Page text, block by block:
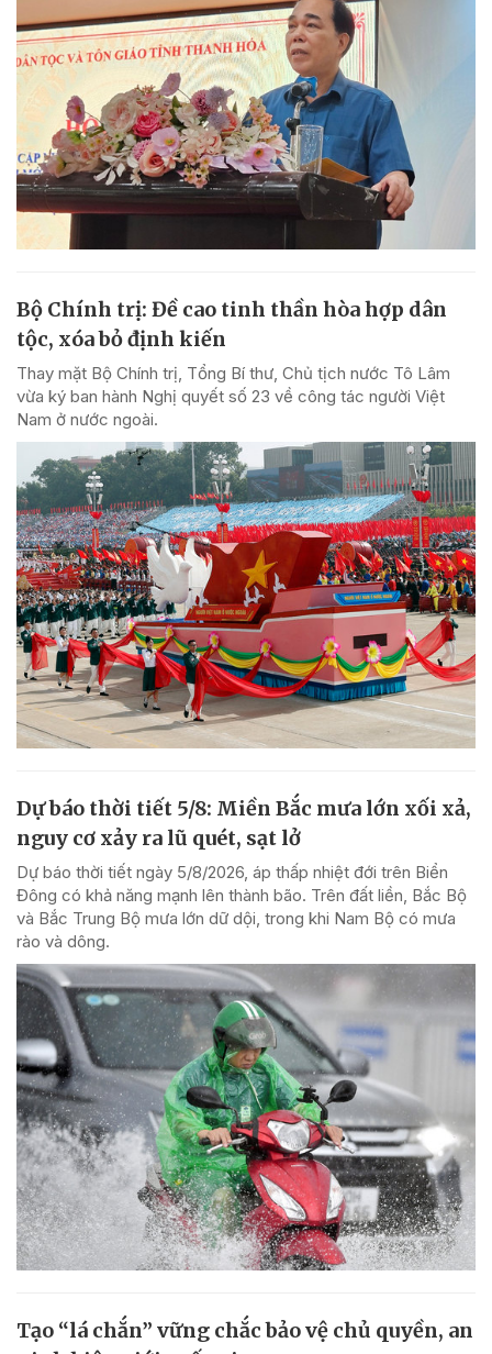
Bộ Chính trị: Đề cao tinh thần hòa hợp dân
tộc, xóa bỏ định kiến
Thay mặt Bộ Chính trị, Tổng Bí thư, Chủ tịch nước Tô Lâm
vừa ký ban hành Nghị quyết số 23 về công tác người Việt
Nam ở nước ngoài.
Dự báo thời tiết 5/8: Miền Bắc mưa lớn xối xả,
nguy cơ xảy ra lũ quét, sạt lở
Dự báo thời tiết ngày 5/8/2026, áp thấp nhiệt đới trên Biển
Đông có khả năng mạnh lên thành bão. Trên đất liền, Bắc Bộ
và Bắc Trung Bộ mưa lớn dữ dội, trong khi Nam Bộ có mưa
rào và dông.
Tạo “lá chắn” vững chắc bảo vệ chủ quyền, an